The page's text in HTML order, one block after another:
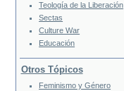
Teología de la Liberación
Sectas
Culture War
Educación
Otros Tópicos
Feminismo y Género